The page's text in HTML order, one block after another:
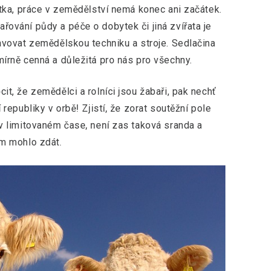
práce v zemědělství nemá konec ani začátek.
půdy a péče o dobytek či jiná zvířata je
zemědělskou techniku a stroje. Sedlačina
cenná a důležitá pro nás pro všechny.
že zemědělci a rolníci jsou žabaři, pak nechť
v orbě! Zjistí, že zorat soutěžní pole
limitovaném čase, není zas taková sranda a
mohlo zdát.